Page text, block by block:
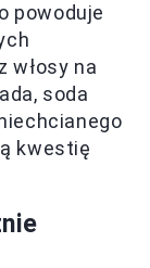
powoduje
włosy na
soda
kwestię